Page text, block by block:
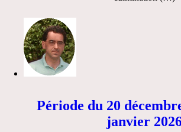
Période du 20
janvier